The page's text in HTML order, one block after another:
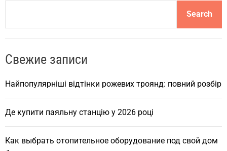
a
c
Search
Свежие записи
Найпопулярніші відтінки рожевих троянд: повний розбір
Де купити паяльну станцію у 2026 році
Как выбрать отопительное оборудование под свой дом